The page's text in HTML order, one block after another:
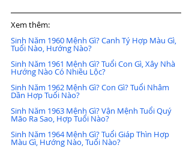
Xem thêm:
Sinh Năm 1960 Mệnh Gì? Canh Tý Hợp Màu Gì,
Tuổi Nào, Hướng Nào?
Sinh Năm 1961 Mệnh Gì? Tuổi Con Gì, Xây Nhà
Hướng Nào Có Nhiều Lộc?
Sinh Năm 1962 Mệnh Gì? Con Gì? Tuổi Nhâm
Dần Hợp Tuổi Nào?
Sinh Năm 1963 Mệnh Gì? Vận Mệnh Tuổi Quý
Mão Ra Sao, Hợp Tuổi Nào?
Sinh Năm 1964 Mệnh Gì? Tuổi Giáp Thìn Hợp
Màu Gì, Hướng Nào, Tuổi Nào?